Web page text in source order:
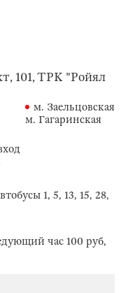
101, ТРК "Ройял
м. Заельцовская
м. Гагаринская
1, 5, 13, 15, 28,
час 100 руб,